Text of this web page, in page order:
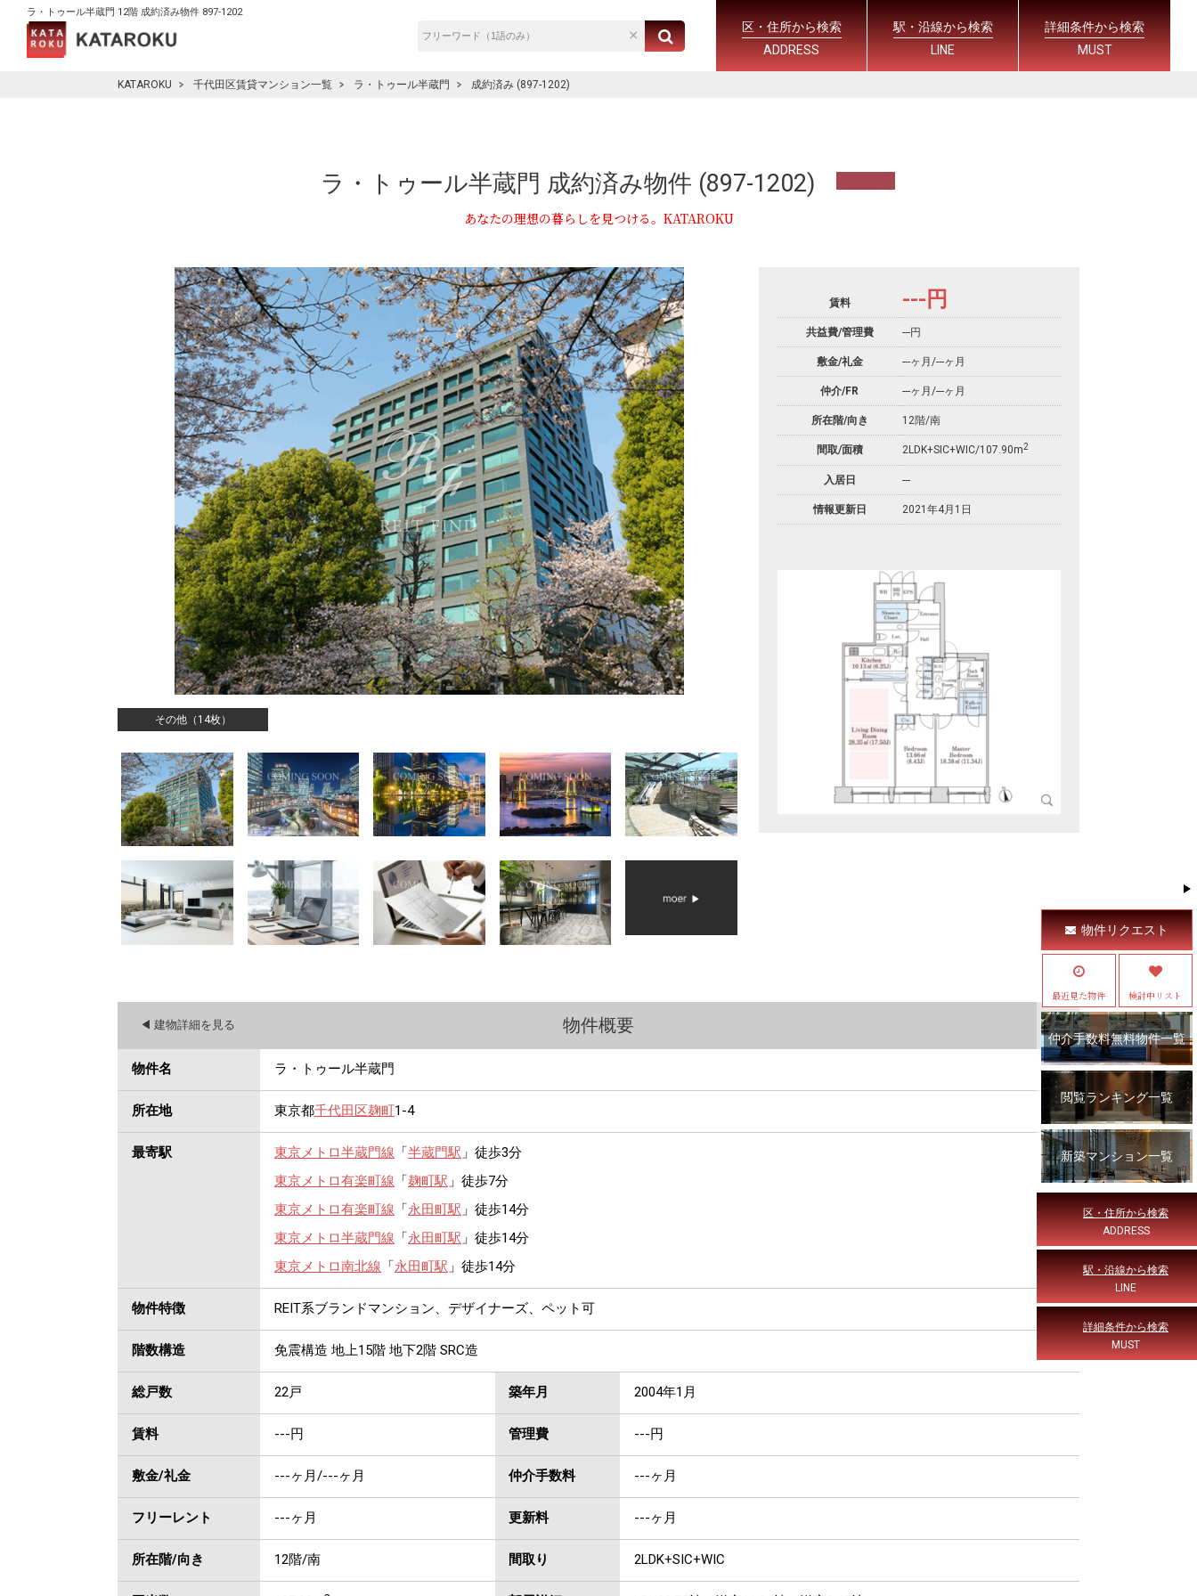
ラ・トゥール半蔵門 12階 成約済み物件 897-1202
区・住所から検索
ADDRESS
駅・沿線から検索
LINE
詳細条件から検索
MUST
KATAROKU 千代田区賃貸マンション一覧 ラ・トゥール半蔵門 成約済み (897-1202)
ラ・トゥール半蔵門 成約済み物件 (897-1202)
あなたの理想の暮らしを見つける。KATAROKU
その他（14枚）
賃料 --- 円
共益費/管理費 ---円
敷金/礼金 ---ヶ月 /---ヶ月
仲介/FR ---ヶ月 /---ヶ月
所在階/向き 12階/南
間取/面積 2LDK+SIC+WIC/107.90m2
入居日 ---
情報更新日 2021年4月1日
物件概要
◀︎ 建物詳細を見る
物件名 ラ・トゥール半蔵門
所在地 東京都千代田区麹町1-4
最寄駅 東京メトロ半蔵門線 「半蔵門駅 」徒歩3分
東京メトロ有楽町線 「麹町駅 」徒歩7分
東京メトロ有楽町線 「永田町駅 」徒歩14分
東京メトロ半蔵門線 「永田町駅 」徒歩14分
東京メトロ南北線 「永田町駅 」徒歩14分
物件特徴 REIT系ブランドマンション、デザイナーズ、ペット可
階数構造 免震構造 地上15階 地下2階 SRC造
総戸数 22戸 築年月 2004年1月
賃料 ---円 管理費 ---円
敷金/礼金 ---ヶ月/---ヶ月 仲介手数料 ---ヶ月
フリーレント ---ヶ月 更新料 ---ヶ月
所在階/向き 12階/南 間取り 2LDK+SIC+WIC
物件リクエスト
最近見た物件 検討中リスト
仲介手数料無料物件一覧
閲覧ランキング一覧
新築マンション一覧
区・住所から検索
ADDRESS
駅・沿線から検索
LINE
詳細条件から検索
MUST